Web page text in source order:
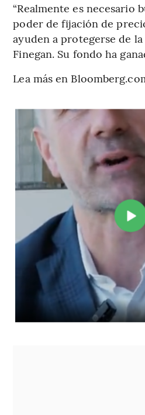
“Realmente es necesario
poder de fijación de
ayuden a protegerse de
Finegan. Su fondo ha
Lea más en